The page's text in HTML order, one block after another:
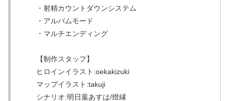
・射精カウントダウンシステム
・アルバムモード
・マルチエンディング
【制作スタッフ】
ヒロインイラスト:oekakizuki
マップイラスト:takuji
シナリオ:明日葉あすは/燈縁